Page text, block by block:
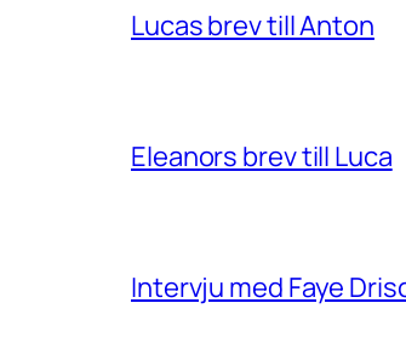
Lucas brev till Anton
Eleanors brev till Luca
Intervju med Faye